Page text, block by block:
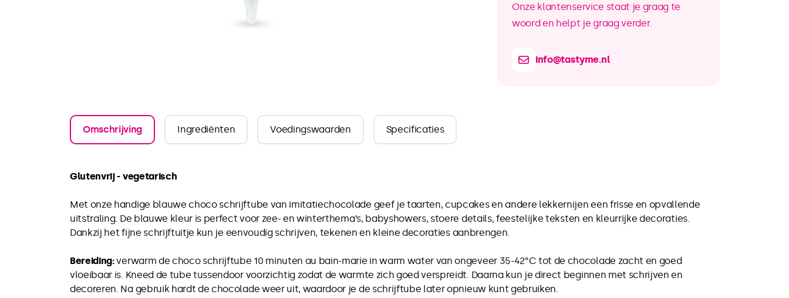
Onze klantenservice staat je graag te
woord en helpt je graag verder.
info@tastyme.nl
Omschrijving Ingrediënten Voedingswaarden Specificaties
Glutenvrij - vegetarisch
Met onze handige blauwe choco schrijftube van imitatiechocolade geef je taarten, cupcakes en andere lekkernijen een frisse en opvallende
uitstraling. De blauwe kleur is perfect voor zee- en winterthema’s, babyshowers, stoere details, feestelijke teksten en kleurrijke decoraties.
Dankzij het fijne schrijftuitje kun je eenvoudig schrijven, tekenen en kleine decoraties aanbrengen.
Bereiding:verwarm de choco schrijftube 10 minuten au bain-marie in warm water van ongeveer 35-42°C tot de chocolade zacht en goed
vloeibaar is. Kneed de tube tussendoor voorzichtig zodat de warmte zich goed verspreidt. Daarna kun je direct beginnen met schrijven en
decoreren. Na gebruik hardt de chocolade weer uit, waardoor je de schrijftube later opnieuw kunt gebruiken.